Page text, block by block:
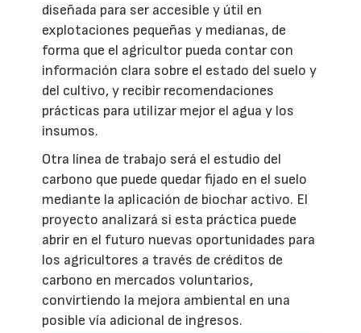
diseñada para ser accesible y útil en
explotaciones pequeñas y medianas, de
forma que el agricultor pueda contar con
información clara sobre el estado del suelo y
del cultivo, y recibir recomendaciones
prácticas para utilizar mejor el agua y los
insumos.
Otra línea de trabajo será el estudio del
carbono que puede quedar fijado en el suelo
mediante la aplicación de biochar activo. El
proyecto analizará si esta práctica puede
abrir en el futuro nuevas oportunidades para
los agricultores a través de créditos de
carbono en mercados voluntarios,
convirtiendo la mejora ambiental en una
posible vía adicional de ingresos.